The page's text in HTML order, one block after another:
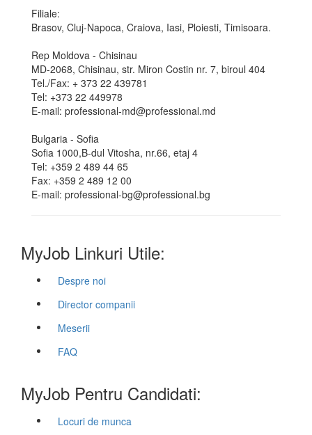
Filiale:
Brasov, Cluj-Napoca, Craiova, Iasi, Ploiesti, Timisoara.
Rep Moldova - Chisinau
MD-2068, Chisinau, str. Miron Costin nr. 7, biroul 404
Tel./Fax: + 373 22 439781
Tel: +373 22 449978
E-mail: professional-md@professional.md
Bulgaria - Sofia
Sofia 1000,B-dul Vitosha, nr.66, etaj 4
Tel: +359 2 489 44 65
Fax: +359 2 489 12 00
E-mail: professional-bg@professional.bg
MyJob Linkuri Utile:
Despre noi
Director companii
Meserii
FAQ
MyJob Pentru Candidati:
Locuri de munca